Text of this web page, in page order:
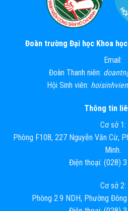
Đoàn trường Đại học Khoa
Email:
Đoàn Thanh niên:
Hội Sinh viên:
Thông tin
Cơ sở 1:
Phòng F108, 227 Nguyễn Văn Cừ,
Minh.
Điện thoại: (028)
Cơ sở 2:
Phòng 2.9 NDH, Phường